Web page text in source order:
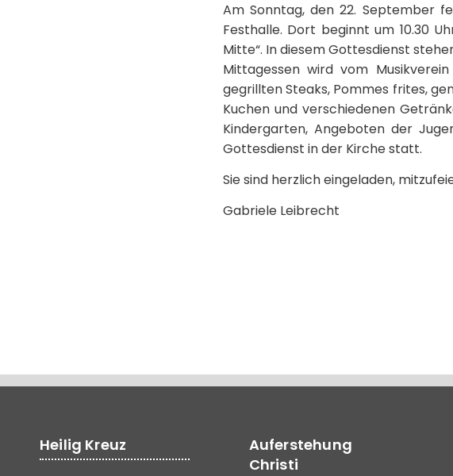
Am Sonntag, den 22. September
Festhalle. Dort beginnt um 10.30
Mitte“. In diesem Gottesdienst
Mittagessen wird vom
gegrillten Steaks, Pommes frites,
Kuchen und verschiedenen
Kindergarten, Angeboten der
Gottesdienst in der Kirche statt.
Sie sind herzlich eingeladen,
Gabriele Leibrecht
Heilig Kreuz
Auferstehung
Christi